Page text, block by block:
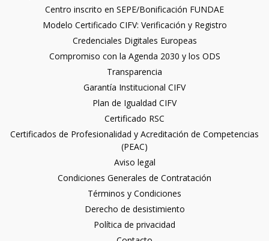
Centro inscrito en SEPE/Bonificación FUNDAE
Modelo Certificado CIFV: Verificación y Registro
Credenciales Digitales Europeas
Compromiso con la Agenda 2030 y los ODS
Transparencia
Garantía Institucional CIFV
Plan de Igualdad CIFV
Certificado RSC
Certificados de Profesionalidad y Acreditación de Competencias
(PEAC)
Aviso legal
Condiciones Generales de Contratación
Términos y Condiciones
Derecho de desistimiento
Política de privacidad